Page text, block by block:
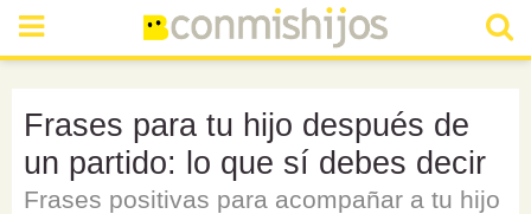
Frases para tu hijo después de
un partido: lo que sí debes decir
Frases positivas para acompañar a tu hijo